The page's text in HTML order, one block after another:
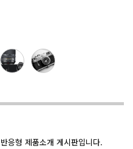
응형 제품소개 게시판입니다.